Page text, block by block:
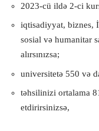
2023-cü ildə 2-ci
iqtisadiyyat, biznes,
sosial və humanitar
alırsınızsa;
universitetə 550 və
təhsilinizi ortalama
etdirirsinizsə,